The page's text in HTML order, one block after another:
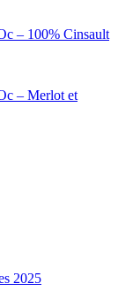
– 100% Cinsault
– Merlot et
2025